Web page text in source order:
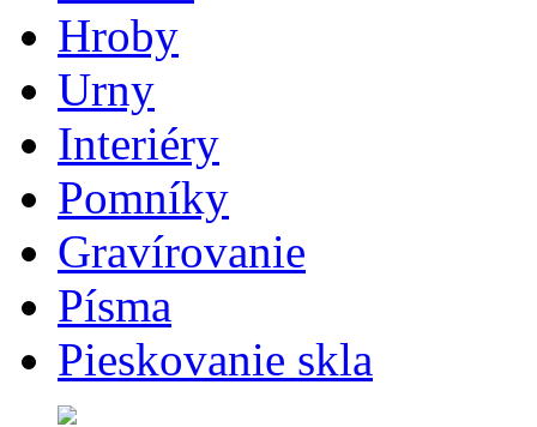
Hroby
Urny
Interiéry
Pomníky
Gravírovanie
Písma
Pieskovanie skla